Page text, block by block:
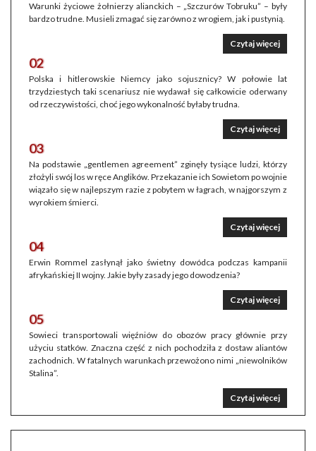
Warunki życiowe żołnierzy alianckich – „Szczurów Tobruku” – były
bardzo trudne. Musieli zmagać się zarówno z wrogiem, jak i pustynią.
Czytaj więcej
02
Polska i hitlerowskie Niemcy jako sojusznicy? W połowie lat
trzydziestych taki scenariusz nie wydawał się całkowicie oderwany
od rzeczywistości, choć jego wykonalność byłaby trudna.
Czytaj więcej
03
Na podstawie „gentlemen agreement” zginęły tysiące ludzi, którzy
złożyli swój los w ręce Anglików. Przekazanie ich Sowietom po wojnie
wiązało się w najlepszym razie z pobytem w łagrach, w najgorszym z
wyrokiem śmierci.
Czytaj więcej
04
Erwin Rommel zasłynął jako świetny dowódca podczas kampanii
afrykańskiej II wojny. Jakie były zasady jego dowodzenia?
Czytaj więcej
05
Sowieci transportowali więźniów do obozów pracy głównie przy
użyciu statków. Znaczna część z nich pochodziła z dostaw aliantów
zachodnich. W fatalnych warunkach przewożono nimi „niewolników
Stalina”.
Czytaj więcej